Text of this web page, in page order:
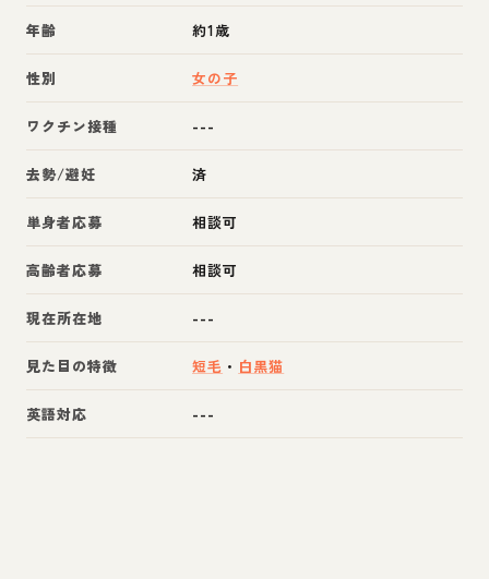
年齢 約1歳
性別 女の子
ワクチン接種 ---
去勢/避妊 済
単身者応募 相談可
高齢者応募 相談可
現在所在地 ---
見た目の特徴 短毛 ・ 白黒猫
英語対応 ---